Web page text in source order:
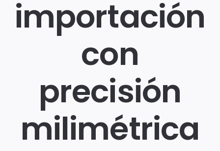
Portal Clientes
importación
con
precisión
milimétrica